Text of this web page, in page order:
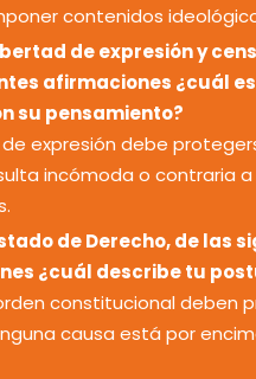
contenidos
de expresión y
afirmaciones ¿cuál
su pensamiento?
expresión debe
incómoda o contraria
de Derecho, de las
¿cuál describe tu
constitucional deben
causa está por